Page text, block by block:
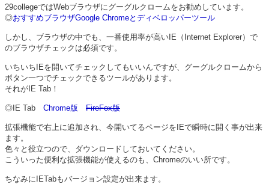
29collegeではWebブラウザにグーグルクロームをお勧めしています。
◎おすすめブラウザGoogle Chromeとディベロッパーツール
しかし、ブラウザの中でも、一番使用率が高いIE（Internet Explorer）で
のブラウザチェックは必須です。
いちいちIEを開いてチェックしてもいいんですが、グーグルクロームから
ボタン一つでチェックできるツールがあります。
それがIE Tab！
◎IE Tab Chrome版 FireFox版
拡張機能で右上に追加され、今開いてるページをIEで瞬時に開く事が出来
ます。
色々と役立つので、ダウンロードしておいてください。
こういった便利な拡張機能が使えるのも、Chromeのいい所です。
ちなみにIETabもバージョン設定が出来ます。